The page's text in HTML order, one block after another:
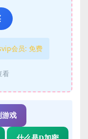
会员: 免费
看
游戏